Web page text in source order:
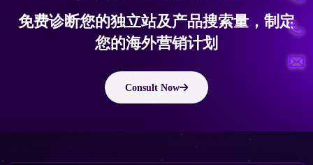
免费诊断您的独立站及产品搜索量，制定
您的海外营销计划
Consult Now